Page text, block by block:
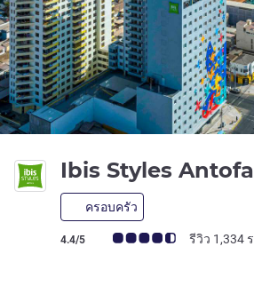
Ibis Styles
ครอบครัว
คะแนนความคิดเห็นจากแขก (เรทติ้งบน
4.4/5 รีวิว 1,334